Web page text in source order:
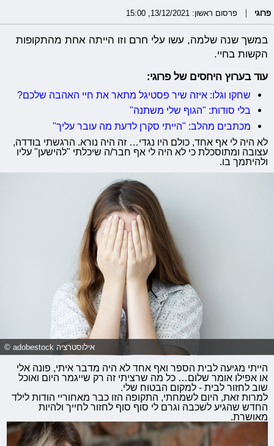
פרוגי פרסום ראשון: 13/12/2021, 15:00
במשך שנה שלמה, עשו עלי חרם וזו הייתה אחת מהתקופות
הקשות בחיי.
עוד בערוץ היחסים של פרוגי:
שחקו וגלו: איזה שיר פסטיגל מתאר את חיי האהבה שלכם?
בלי סודות: "הגוף שלי משתנה"
מכתבים מהלב: "הייתי סקרן לדעת מה עובר עליך"
לא היה לי אף אחד, כולם היו נגדי… זה היה נורא. הרגשתי בודדה,
עצובה ומתוסכלת כי לא היה לי אף חבר/ה שיכלתי "להישען" עליו
ולהיתמך בו.
© adobestock אילוסטרציה
הייתי מגיעה לבית הספר ואף אחד לא היה מדבר איתי, פונה אלי
או אפילו אומר שלום… כל מה שרציתי זה רק שייגמר היום ואוכל
שוב לחזור לבית - למקום הבטוח שלי.
למרות זאת, היום לשמחתי, התקופה הזו כבר מאחוריי הודות לילד
החדש שהגיע לשכבה וגרם לי סוף סוף לחזור לחייך ולהיות
מאושרת.